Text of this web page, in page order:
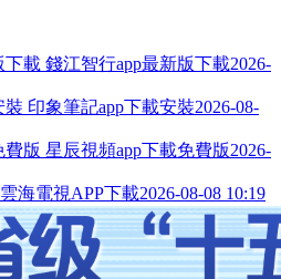
錢江智行app最新版下載2026-
印象筆記app下載安裝2026-08-
星辰視頻app下載免費版2026-
雲海電視APP下載2026-08-08 10:19